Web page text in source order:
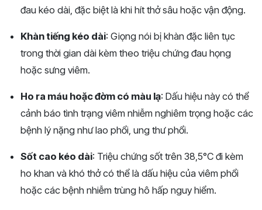
đau kéo dài, đặc biệt là khi hít thở sâu hoặc vận động.
Khàn tiếng kéo dài: Giọng nói bị khàn đặc liên tục
trong thời gian dài kèm theo triệu chứng đau họng
hoặc sưng viêm.
Ho ra máu hoặc đờm có màu lạ: Dấu hiệu này có thể
cảnh báo tình trạng viêm nhiễm nghiêm trọng hoặc các
bệnh lý nặng như lao phổi, ung thư phổi.
Sốt cao kéo dài: Triệu chứng sốt trên 38,5°C đi kèm
ho khan và khó thở có thể là dấu hiệu của viêm phổi
hoặc các bệnh nhiễm trùng hô hấp nguy hiểm.